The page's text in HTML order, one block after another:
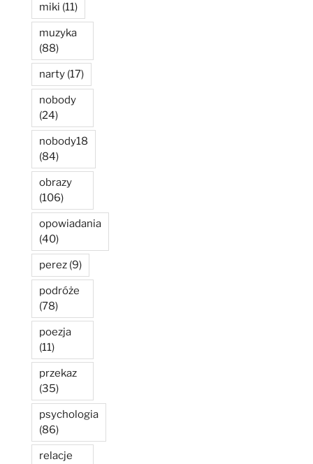
miki (11)
muzyka
(88)
narty (17)
nobody
(24)
nobody18
(84)
obrazy
(106)
opowiadania
(40)
perez (9)
podróże
(78)
poezja
(11)
przekaz
(35)
psychologia
(86)
relacje